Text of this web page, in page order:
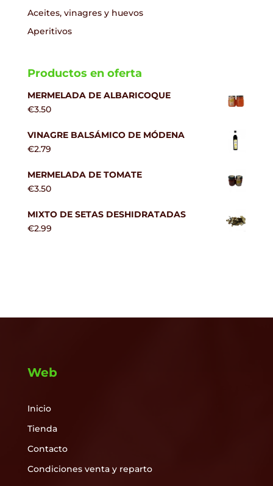
Aceites, vinagres y huevos
Aperitivos
Productos en oferta
MERMELADA DE ALBARICOQUE
€3.50
VINAGRE BALSÁMICO DE MÓDENA
€2.79
MERMELADA DE TOMATE
€3.50
MIXTO DE SETAS DESHIDRATADAS
€2.99
Web
Inicio
Tienda
Contacto
Condiciones venta y reparto